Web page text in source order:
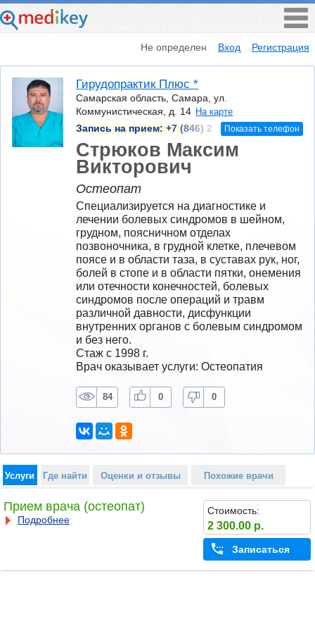
Не определен Вход Регистрация
Гирудопрактик Плюс *
Самарская область, Самара, ул.
Коммунистическая, д. 14 На карте
Запись на прием: +7 (846) 2 Показать телефон
Стрюков Максим
Викторович
Остеопат
Специализируется на диагностике и
лечении болевых синдромов в шейном,
грудном, поясничном отделах
позвоночника, в грудной клетке, плечевом
поясе и в области таза, в суставах рук, ног,
болей в стопе и в области пятки, онемения
или отечности конечностей, болевых
синдромов после операций и травм
различной давности, дисфункции
внутренних органов с болевым синдромом
и без него.
Стаж с 1998 г.
Врач оказывает услуги: Остеопатия
84 0 0
Услуги Где найти Оценки и отзывы Похожие врачи
Прием врача (остеопат)
Подробнее
Стоимость:
2 300.00 р.
Записаться